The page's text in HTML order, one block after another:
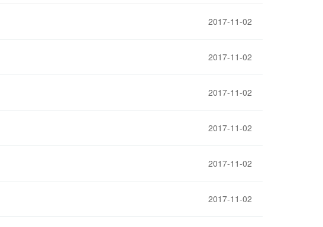
2017-11-02
2017-11-02
2017-11-02
2017-11-02
2017-11-02
2017-11-02